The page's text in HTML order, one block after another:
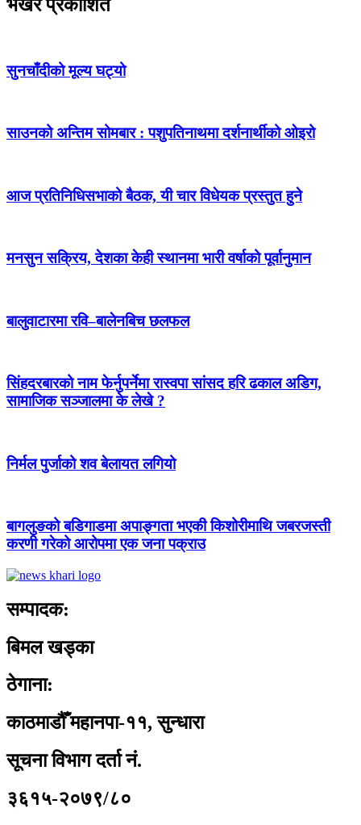
भर्खरै प्रकाशित
सुनचाँदीको मूल्य घट्यो
साउनको अन्तिम सोमबार : पशुपतिनाथमा दर्शनार्थीको ओइरो
आज प्रतिनिधिसभाको बैठक, यी चार विधेयक प्रस्तुत हुने
मनसुन सक्रिय, देशका केही स्थानमा भारी वर्षाको पूर्वानुमान
बालुवाटारमा रवि–बालेनबिच छलफल
सिंहदरबारको नाम फेर्नुपर्नेमा रास्वपा सांसद हरि ढकाल अडिग,
सामाजिक सञ्जालमा के लेखे ?
निर्मल पुर्जाको शव बेलायत लगियो
बागलुङको बडिगाडमा अपाङ्गता भएकी किशोरीमाथि जबरजस्ती
करणी गरेको आरोपमा एक जना पक्राउ
सम्पादक:
बिमल खड्का
ठेगाना:
काठमाडौँ महानपा-११, सुन्धारा
सूचना विभाग दर्ता नं.
३६१५-२०७९/८०